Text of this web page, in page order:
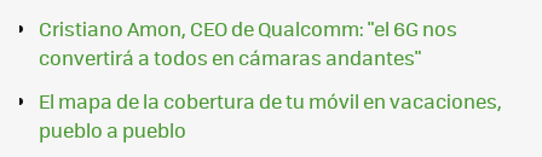
Cristiano Amon, CEO de Qualcomm: "el 6G nos
convertirá a todos en cámaras andantes"
El mapa de la cobertura de tu móvil en vacaciones,
pueblo a pueblo